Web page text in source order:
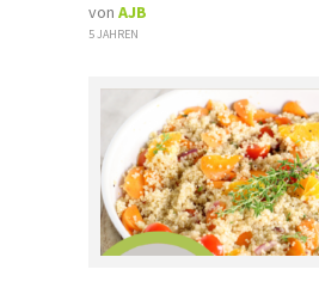
von AJB
5 JAHREN